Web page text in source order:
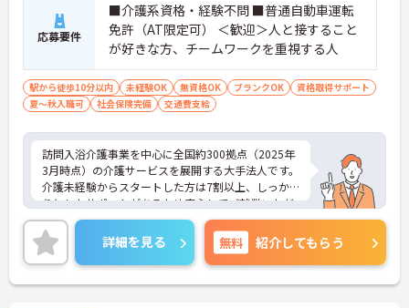
応募要件
■介護系資格・経験不問 ■普通自動車運転
免許（AT限定可） ＜歓迎＞人と接すること
が好きな方、チームワークを重視する人
駅から徒歩10分以内 未経験OK 無資格OK ブランクOK
資格取得サポート
夏～秋入職可
社会保険完備 交通費支給
訪問入浴介護事業を中心に全国約300拠点（2025年
3月時点）の介護サービスを展開する大手法人です。
介護未経験からスタートした方は7割以上、しっか
りとしたサポートがあるため安心してご就業いただ
けます。お風呂に入れなくて困っている方に、手を
差し伸べてあげられるとてもやりがいのあるお仕事
です。ご興味ある方には、面接対策ポイントなど、
さらに詳細をお話しいたしますのでお気軽にご相談
ください！
詳細を見る 無料 紹介してもらう